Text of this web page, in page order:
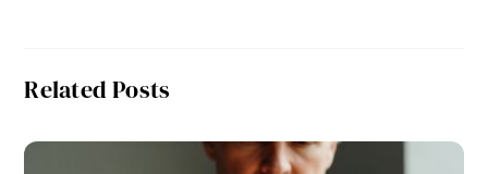
Related Posts